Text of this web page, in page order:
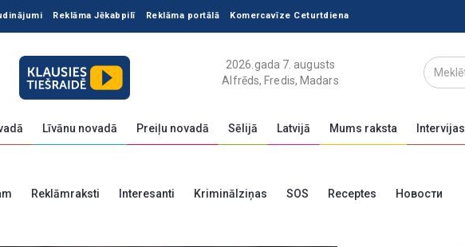
Reklāma Jēkabpilī Reklāma portālā Komercavīze Ceturtdiena
2026.gada 7. augusts
Alfrēds, Fredis, Madars
Līvānu novadā Preiļu novadā Sēlijā Latvijā Mums raksta Intervijas
Reklāmraksti Interesanti Kriminālziņas SOS Receptes Новости